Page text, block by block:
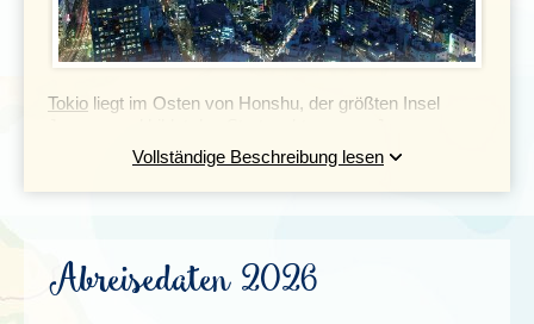
Tokio liegt im Osten von Honshu, der größten Insel
Rundreise für 3 Wochen. Ihr könnt euich direkt ins
pulsierende Stadtleben stürzen und diese geschäftige
Metropole mit all ihren Facetten und Kontrasten
mitten in Tokio liegen, entspannen. Das berühmte
Stadtviertel Ginza ist definitiv einen Besuch wert. Mit
Vollständige Beschreibung lesen
Abreisedaten 2026